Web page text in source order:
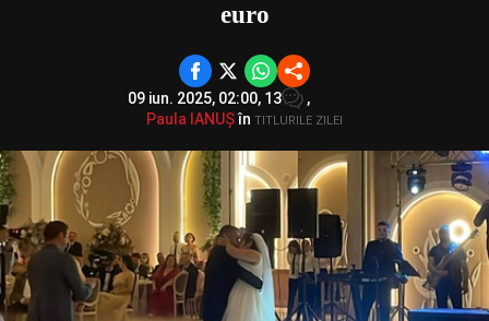
euro
09 iun. 2025, 02:00, 13
,
Paula IANUȘîn TITLURILE ZILEI